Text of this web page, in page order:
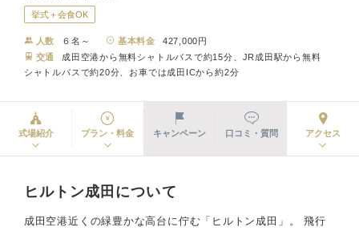
挙式＋会食OK
人数 ６名～ 基本料金
427,000円
交通
成田空港から無料シャトルバスで約15分、JR成田駅から無料
シャトルバスで約20分、お車では成田ICから約2分
式場紹介 プラン・料金 キャンペーン 口コミ・質問 アクセス
ヒルトン成田について
成田空港近くの緑豊かな高台に佇む「ヒルトン成田」。 飛行